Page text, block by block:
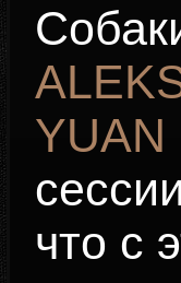
YUAN
что с